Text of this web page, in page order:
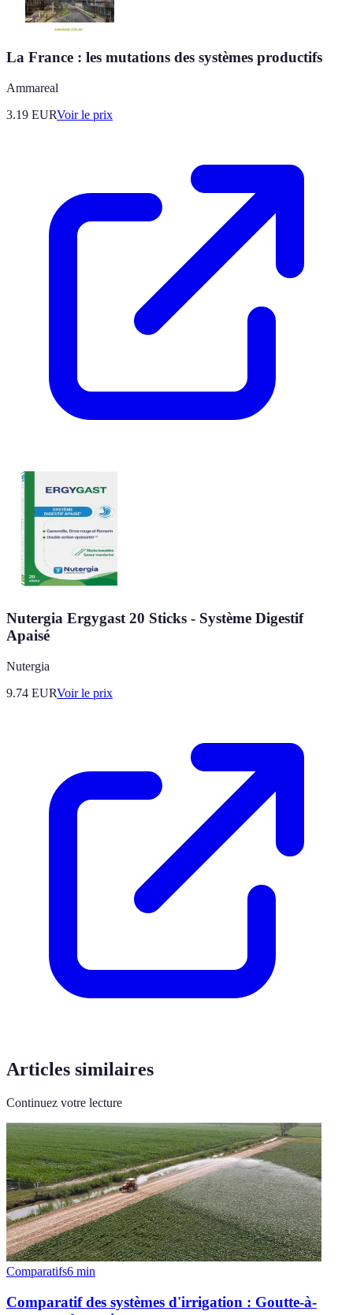
La France : les mutations des systèmes productifs
Ammareal
3.19 EURVoir le prix
Nutergia Ergygast 20 Sticks - Système Digestif
Apaisé
Nutergia
9.74 EURVoir le prix
Articles similaires
Continuez votre lecture
Comparatifs6 min
Comparatif des systèmes d'irrigation : Goutte-à-